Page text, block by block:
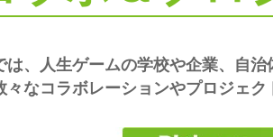
は、人生ゲームの学校や企業、自
々なコラボレーションやプロジェク